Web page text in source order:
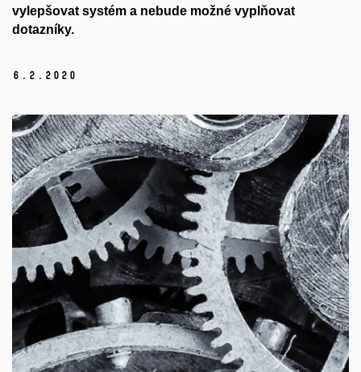
vylepšovat systém a nebude možné vyplňovat
dotazníky.
6. 2. 2020